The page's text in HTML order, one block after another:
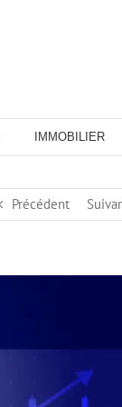
IMMOBILIER
Précédent